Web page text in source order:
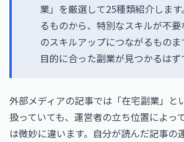
業」を厳選して25種類紹介しま
るものから、特別なスキルが不
のスキルアップにつながるもの
目的に合った副業が見つかるはず
外部メディアの記事では「在宅副業」と
扱っていても、運営者の立ち位置によっ
は微妙に違います。自分が読んだ記事の